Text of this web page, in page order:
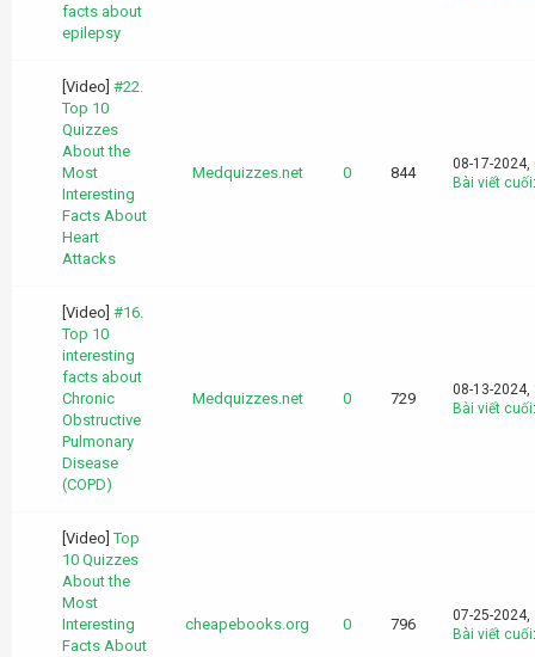
facts about
epilepsy
[Video] #22.
Top 10
Quizzes
About the
Most
Interesting
Facts About
Heart
Attacks
Medquizzes.net 0 844
08-17-2024,
Bài viết cuối
[Video] #16.
Top 10
interesting
facts about
Chronic
Obstructive
Pulmonary
Disease
(COPD)
Medquizzes.net 0 729
08-13-2024,
Bài viết cuối
[Video]Top
10 Quizzes
About the
Most
Interesting
Facts About
cheapebooks.org 0 796
07-25-2024,
Bài viết cuối